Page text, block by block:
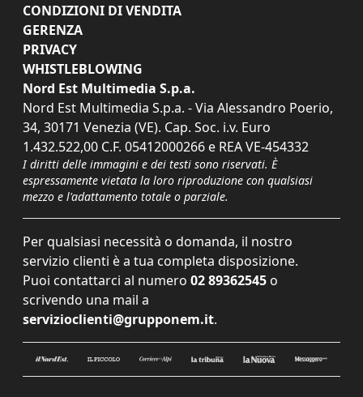
CONDIZIONI DI VENDITA
GERENZA
PRIVACY
WHISTLEBLOWING
Nord Est Multimedia S.p.a.
Nord Est Multimedia S.p.a. - Via Alessandro Poerio,
34, 30171 Venezia (VE). Cap. Soc. i.v. Euro
1.432.522,00 C.F. 05412000266 e REA VE-454332
I diritti delle immagini e dei testi sono riservati. È
espressamente vietata la loro riproduzione con qualsiasi
mezzo e l'adattamento totale o parziale.
Per qualsiasi necessità o domanda, il nostro
servizio clienti è a tua completa disposizione.
Puoi contattarci al numero 02 89362545 o
scrivendo una mail a
servizioclienti@grupponem.it.